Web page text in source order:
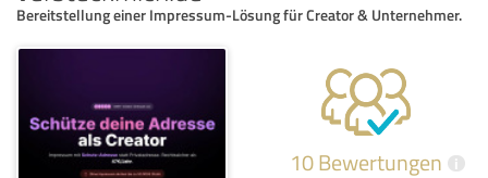
Bereitstellung einer Impressum-Lösung für Creator & Unternehmer.
10 Bewertungen i